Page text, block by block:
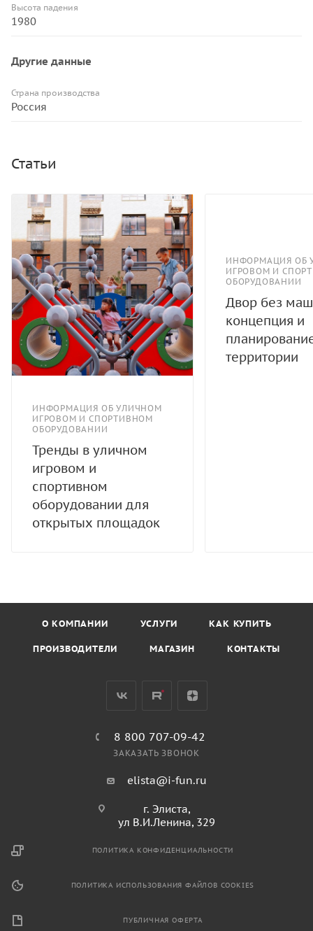
Высота падения
1980
Другие данные
Страна производства
Россия
Статьи
ИНФОРМАЦИЯ ОБ УЛИЧНОМ
ИГРОВОМ И СПОРТИВНОМ
ОБОРУДОВАНИИ
Тренды в уличном
игровом и
спортивном
оборудовании для
открытых площадок
ИНФОРМАЦИЯ ОБ
ИГРОВОМ И
ОБОРУДОВАНИИ
Двор без
концепция и
территории
О КОМПАНИИ УСЛУГИ КАК КУПИТЬ
ПРОИЗВОДИТЕЛИ МАГАЗИН КОНТАКТЫ
8 800 707-09-42
ЗАКАЗАТЬ ЗВОНОК
elista@i-fun.ru
г. Элиста,
ул В.И.Ленина, 329
ПОЛИТИКА КОНФИДЕНЦИАЛЬНОСТИ
ПОЛИТИКА ИСПОЛЬЗОВАНИЯ ФАЙЛОВ COOKIES
ПУБЛИЧНАЯ ОФЕРТА